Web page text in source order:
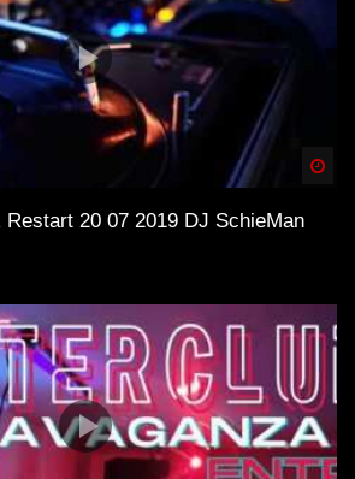
20 07 2019 DJ SchieMan